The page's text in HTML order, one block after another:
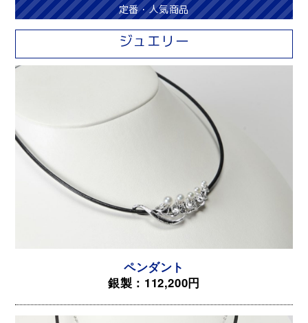
定番・人気商品
ジュエリー
ペンダント
銀製：112,200円